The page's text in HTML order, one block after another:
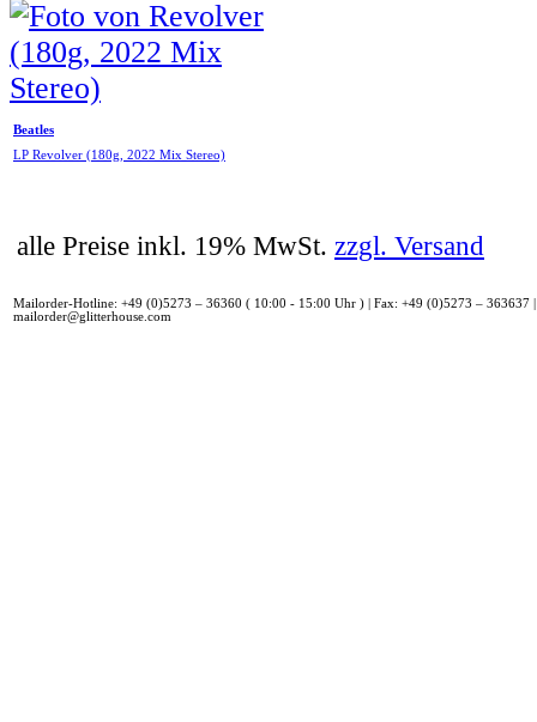
Beatles
LP Revolver (180g, 2022 Mix Stereo)
alle Preise inkl. 19% MwSt. zzgl. Versand
Mailorder-Hotline: +49 (0)5273 – 36360 ( 10:00 - 15:00 Uhr ) | Fax: +49 (0)5273 – 363637
mailorder@glitterhouse.com